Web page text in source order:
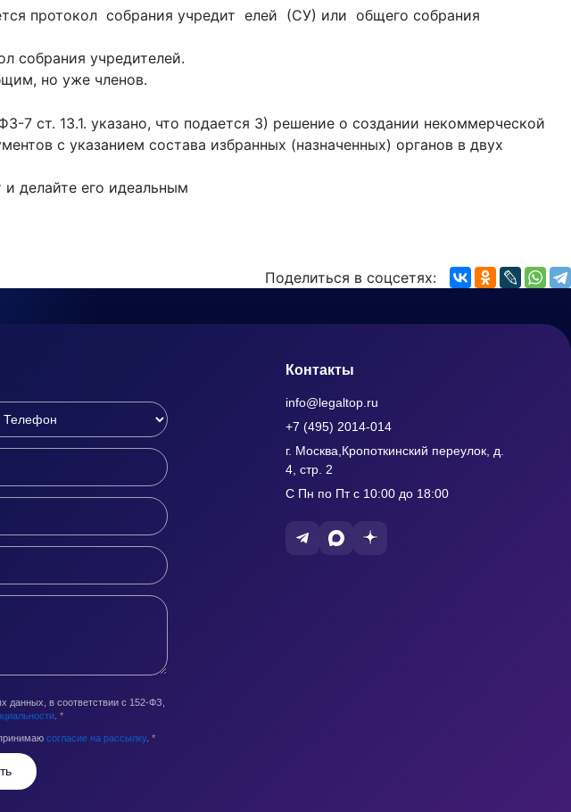
протокол собрания учредит елей (СУ) или общего собрания
собрания учредителей.
но уже членов.
7 ст. 13.1. указано, что подается 3) решение о создании некоммерческой
с указанием состава избранных (назначенных) органов в двух
делайте его идеальным
Поделиться в соцсетях:
данных, в соответствии с 152-ФЗ,
*
согласие на рассылку. *
Контакты
info@legaltop.ru
+7 (495) 2014-014
г. Москва,Кропоткинский переулок, д.
4, стр. 2
С Пн по Пт с 10:00 до 18:00